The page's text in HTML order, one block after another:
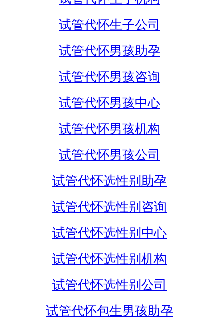
试管代怀生子公司
试管代怀男孩助孕
试管代怀男孩咨询
试管代怀男孩中心
试管代怀男孩机构
试管代怀男孩公司
试管代怀选性别助孕
试管代怀选性别咨询
试管代怀选性别中心
试管代怀选性别机构
试管代怀选性别公司
试管代怀包生男孩助孕